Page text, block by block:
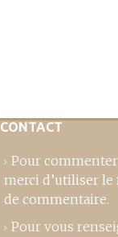
CONTACT
Pour
merci d’utiliser
de commentaire.
Pour vous